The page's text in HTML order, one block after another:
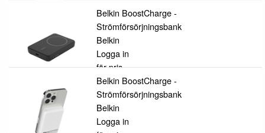
Belkin BoostCharge -
Strömförsörjningsbank
Belkin
Logga in
för pris
Belkin BoostCharge -
Strömförsörjningsbank
Belkin
Logga in